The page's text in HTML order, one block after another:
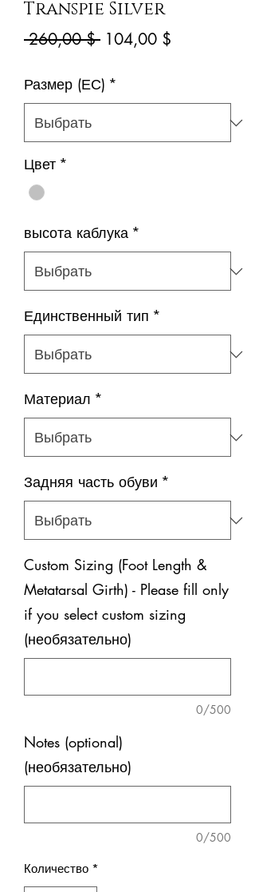
Transpie Silver
260,00 $ Обычная
104,00 $
Размер (ЕС) *
Цвет *
высота каблука *
Единственный тип *
Материал *
Задняя часть обуви *
Custom Sizing (Foot Length &
Metatarsal Girth) - Please fill only
if you select custom sizing
(необязательно)
0/500
Notes (optional)
(необязательно)
0/500
Количество *